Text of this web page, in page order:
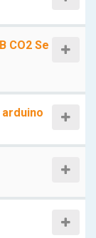
CO2 Se